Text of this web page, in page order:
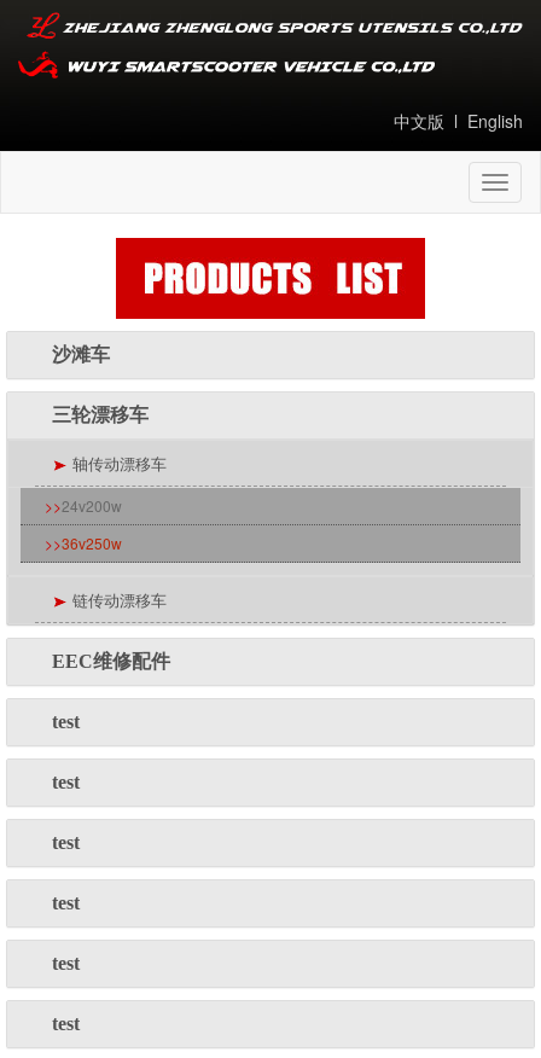
中文版 l English
沙滩车
三轮漂移车
轴传动漂移车
>>24v200w
>>36v250w
链传动漂移车
EEC维修配件
test
test
test
test
test
test